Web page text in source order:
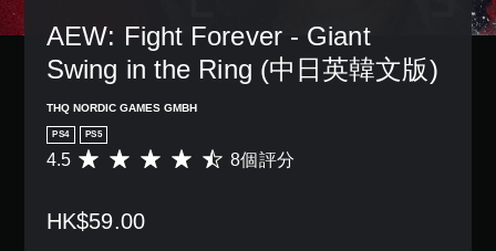
AEW: Fight Forever - Giant
Swing in the Ring (中日英韓文版)
THQ NORDIC GAMES GMBH
PS4 PS5
平
分
4.5 8個評分
HK$59.00